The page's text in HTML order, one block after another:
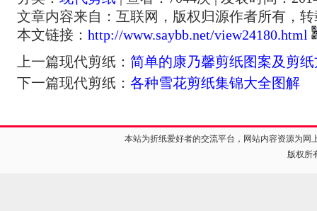
文章内容来自：互联网，版权归源作者所有，
本文链接： http://www.saybb.net/view24180.html
上一篇现代剪纸： 简单的康乃馨剪纸图案及剪
下一篇现代剪纸： 各种雪花剪纸集锦大全图解
本站为折纸爱好者的交流平台，网站内容资源为
版权所